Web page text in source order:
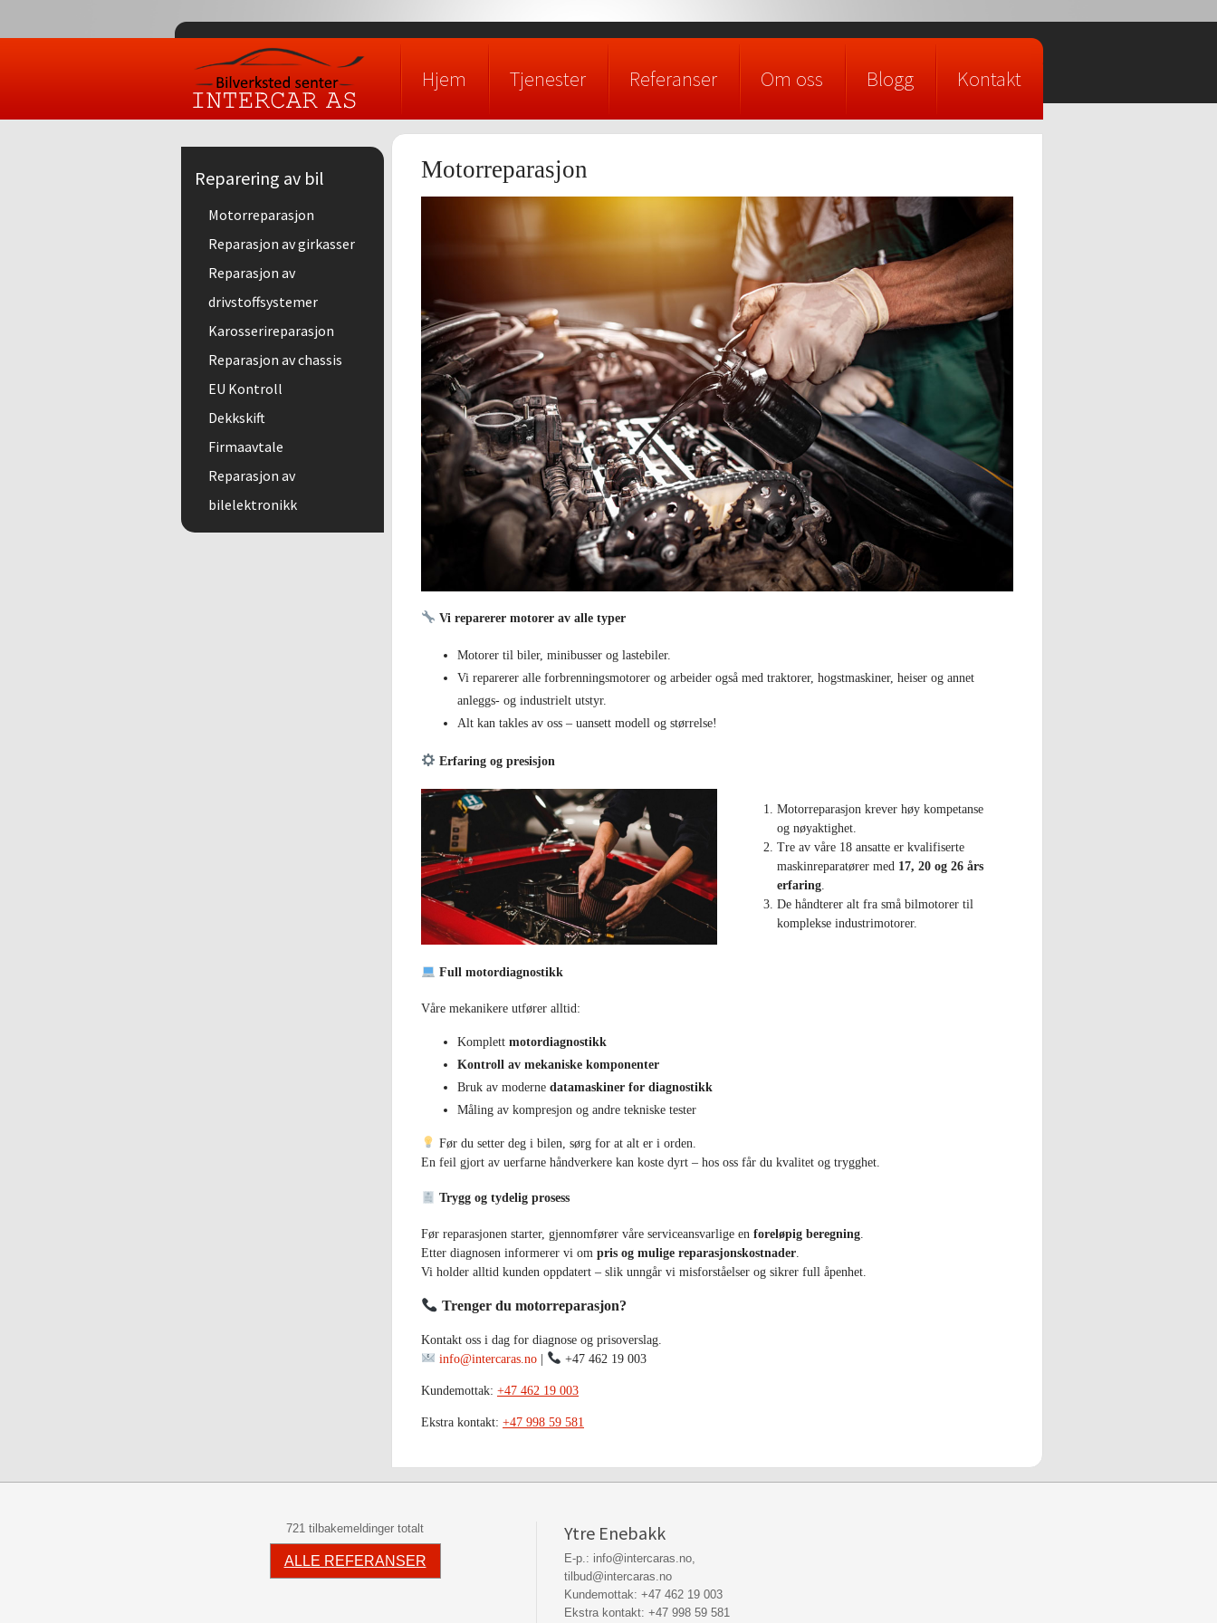
Hjem Tjenester Referanser Om oss Blogg Kontakt
Reparering av bil
Motorreparasjon
Reparasjon av girkasser
Reparasjon av
drivstoffsystemer
Karosserireparasjon
Reparasjon av chassis
EU Kontroll
Dekkskift
Firmaavtale
Reparasjon av
bilelektronikk
Motorreparasjon
Vi reparerer motorer av alle typer
Motorer til biler, minibusser og lastebiler.
Vi reparerer alle forbrenningsmotorer og arbeider også med traktorer, hogstmaskiner, heiser og annet
anleggs- og industrielt utstyr.
Alt kan takles av oss – uansett modell og størrelse!
Erfaring og presisjon
Motorreparasjon krever høy kompetanse
og nøyaktighet.
Tre av våre 18 ansatte er kvalifiserte
maskinreparatører med 17, 20 og 26 års
erfaring.
De håndterer alt fra små bilmotorer til
komplekse industrimotorer.
Full motordiagnostikk
Våre mekanikere utfører alltid:
Komplett motor­diagnostikk
Kontroll av mekaniske komponenter
Bruk av moderne datamaskiner for diagnostikk
Måling av kompresjon og andre tekniske tester
Før du setter deg i bilen, sørg for at alt er i orden.
En feil gjort av uerfarne håndverkere kan koste dyrt – hos oss får du kvalitet og trygghet.
Trygg og tydelig prosess
Før reparasjonen starter, gjennomfører våre serviceansvarlige en foreløpig beregning
Etter diagnosen informerer vi om pris og mulige reparasjonskostnader
Vi holder alltid kunden oppdatert – slik unngår vi misforståelser og sikrer full åpenhet.
Trenger du motorreparasjon?
Kontakt oss i dag for diagnose og prisoverslag.
info@intercaras.no| +47 462 19 003
Kundemottak: +47 462 19 003
Ekstra kontakt: +47 998 59 581
721 tilbakemeldinger totalt
ALLE REFERANSER
Ytre Enebakk
E-p.: info@intercaras.no
tilbud@intercaras.no
Kundemottak: +47 462 19 003
Ekstra kontakt: +47 998 59 581